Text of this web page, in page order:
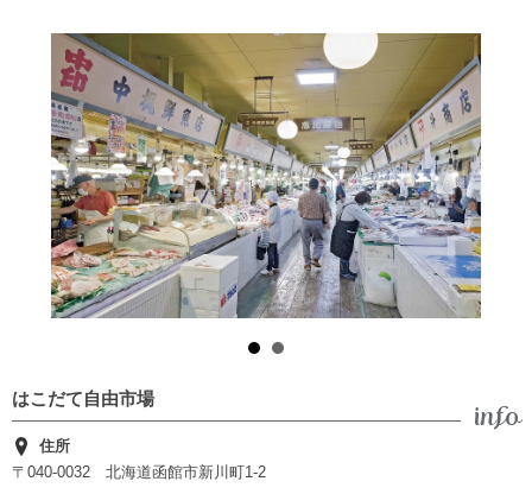
はこだて自由市場
住所
〒040-0032 北海道函館市新川町1-2